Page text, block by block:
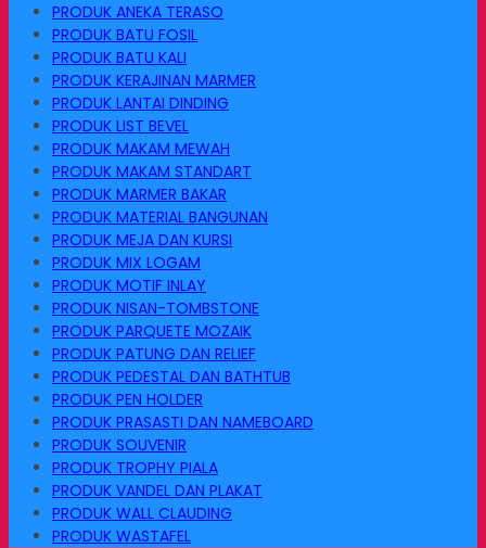
PRODUK ANEKA TERASO
PRODUK BATU FOSIL
PRODUK BATU KALI
PRODUK KERAJINAN MARMER
PRODUK LANTAI DINDING
PRODUK LIST BEVEL
PRODUK MAKAM MEWAH
PRODUK MAKAM STANDART
PRODUK MARMER BAKAR
PRODUK MATERIAL BANGUNAN
PRODUK MEJA DAN KURSI
PRODUK MIX LOGAM
PRODUK MOTIF INLAY
PRODUK NISAN-TOMBSTONE
PRODUK PARQUETE MOZAIK
PRODUK PATUNG DAN RELIEF
PRODUK PEDESTAL DAN BATHTUB
PRODUK PEN HOLDER
PRODUK PRASASTI DAN NAMEBOARD
PRODUK SOUVENIR
PRODUK TROPHY PIALA
PRODUK VANDEL DAN PLAKAT
PRODUK WALL CLAUDING
PRODUK WASTAFEL